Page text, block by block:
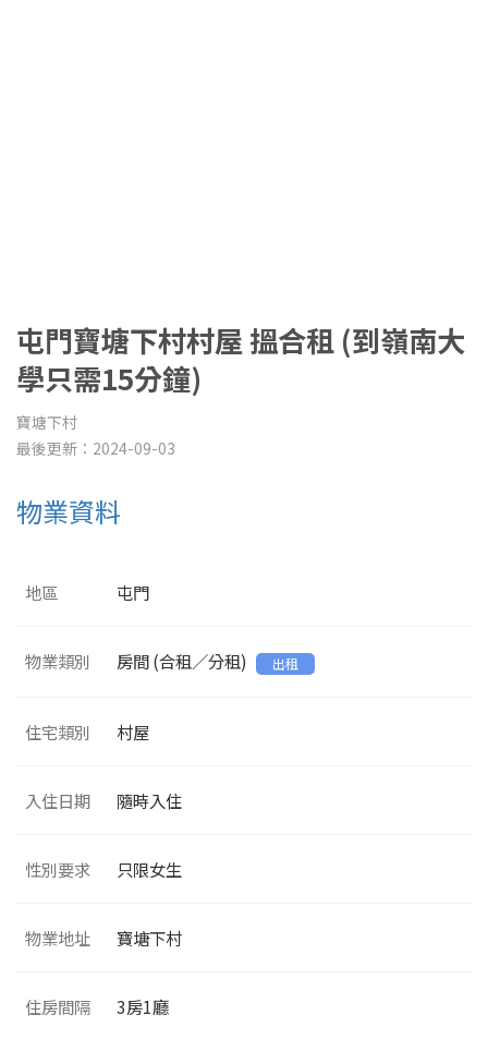
屯門寶塘下村村屋 搵合租 (到嶺南大
學只需15分鐘)
寶塘下村
最後更新：2024-09-03
物業資料
地區 屯門
物業類別 房間 (合租／分租) 出租
住宅類別 村屋
入住日期 隨時入住
性別要求 只限女生
物業地址 寶塘下村
住房間隔 3房1廳